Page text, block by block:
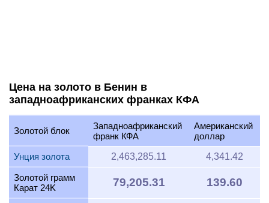
Цена на золото в Бенин в
западноафриканских франках КФА
Золотой блок
Западноафриканский
франк КФА
Американский
доллар
Унция золота
2,463,285.11 4,341.42
Золотой грамм
Карат 24K
79,205.31 139.60